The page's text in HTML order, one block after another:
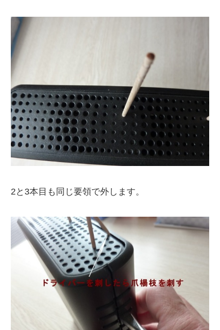
2と3本目も同じ要領で外します。